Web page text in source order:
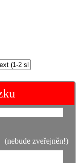
(nebude zveřejněn!)